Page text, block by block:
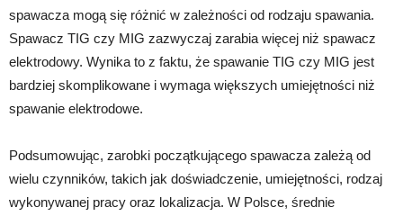
spawacza mogą się różnić w zależności od rodzaju spawania.
Spawacz TIG czy MIG zazwyczaj zarabia więcej niż spawacz
elektrodowy. Wynika to z faktu, że spawanie TIG czy MIG jest
bardziej skomplikowane i wymaga większych umiejętności niż
spawanie elektrodowe.
Podsumowując, zarobki początkującego spawacza zależą od
wielu czynników, takich jak doświadczenie, umiejętności, rodzaj
wykonywanej pracy oraz lokalizacja. W Polsce, średnie